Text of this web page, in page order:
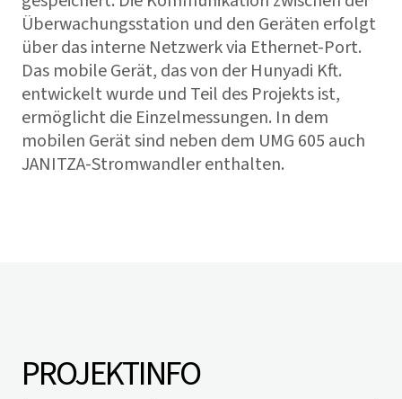
Überwachungsstation und den Geräten erfolgt
über das interne Netzwerk via Ethernet-Port.
Das mobile Gerät, das von der Hunyadi Kft.
entwickelt wurde und Teil des Projekts ist,
ermöglicht die Einzelmessungen. In dem
mobilen Gerät sind neben dem UMG 605 auch
JANITZA-Stromwandler enthalten.
PROJEKTINFO